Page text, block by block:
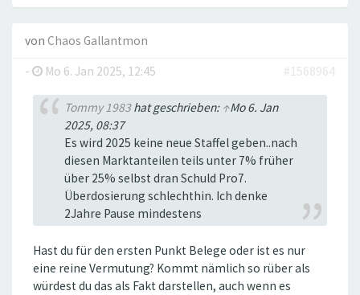
von Chaos Gallantmon
-
Mo 6. Jan 2025, 12:45 #1568964
Tommy 1983hat geschrieben: ↑Mo 6. Jan
2025, 08:37
Es wird 2025 keine neue Staffel geben..nach
diesen Marktanteilen teils unter 7% früher
über 25% selbst dran Schuld Pro7.
Überdosierung schlechthin. Ich denke
2Jahre Pause mindestens
Hast du für den ersten Punkt Belege oder ist es nur
eine reine Vermutung? Kommt nämlich so rüber als
würdest du das als Fakt darstellen, auch wenn es